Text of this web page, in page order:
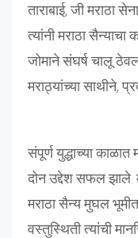
ताराबाई, जी मराठा
त्यांनी मराठा सैन्याचा
जोमाने संघर्ष चालू
मराठ्यांच्या साथीने,
संपूर्ण युद्धाच्या
दोन उद्देश सफल
मराठा सैन्य मुघल
वस्तुस्थिती त्यांची